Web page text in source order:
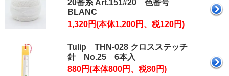
20番糸 Art.151#20 色番号
BLANC
1,320円(本体1,200円、税120円)
Tulip THN-028 クロスステッチ
針 No.25 6本入
880円(本体800円、税80円)